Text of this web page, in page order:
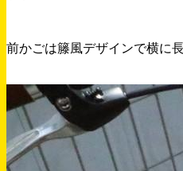
前かごは籐風デザインで横に